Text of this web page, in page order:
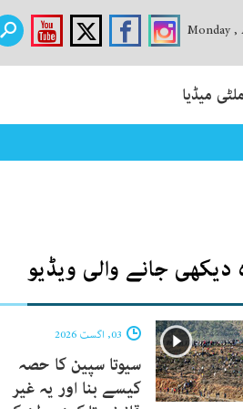
Monday ,
ملٹی میڈیا
دیکھی جانے والی ویڈیو
03, اگست 2026
سیوتا سپین کا حصہ
کیسے بنا اور یہ غیر